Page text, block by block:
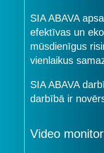
SIA ABAVA
efektīvas un
mūsdienīgus
vienlaikus
SIA ABAVA
darbībā ir
Video